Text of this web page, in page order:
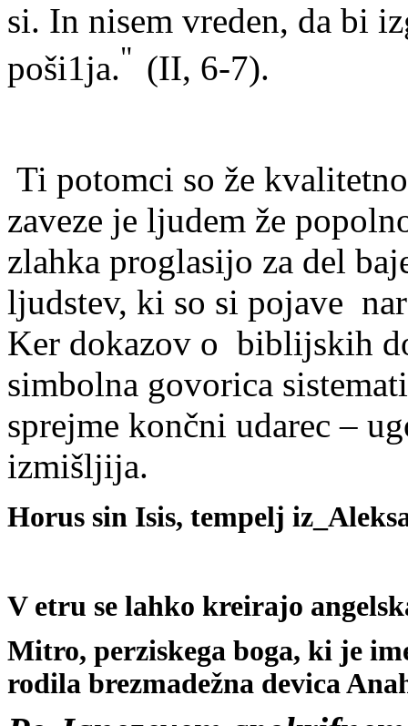
si. In nisem vreden, da bi
poši1ja." (II, 6-7).
Ti potomci so že
zaveze je ljudem že
zlahka proglasijo za del
ljudstev, ki so si pojave
Ker dokazov o biblijskih
simbolna govorica sistemati
sprejme končni udarec –
izmišljija.
Horus sin Isis, tempelj
V etru se lahko kreirajo
Mitro, perziskega boga, ki je
rodila brezmadežna devica